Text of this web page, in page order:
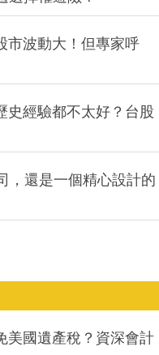
市波動大！但專家呼
史經驗都不太好？台股
，還是一個精心設計的
美國遺產稅？資深會計